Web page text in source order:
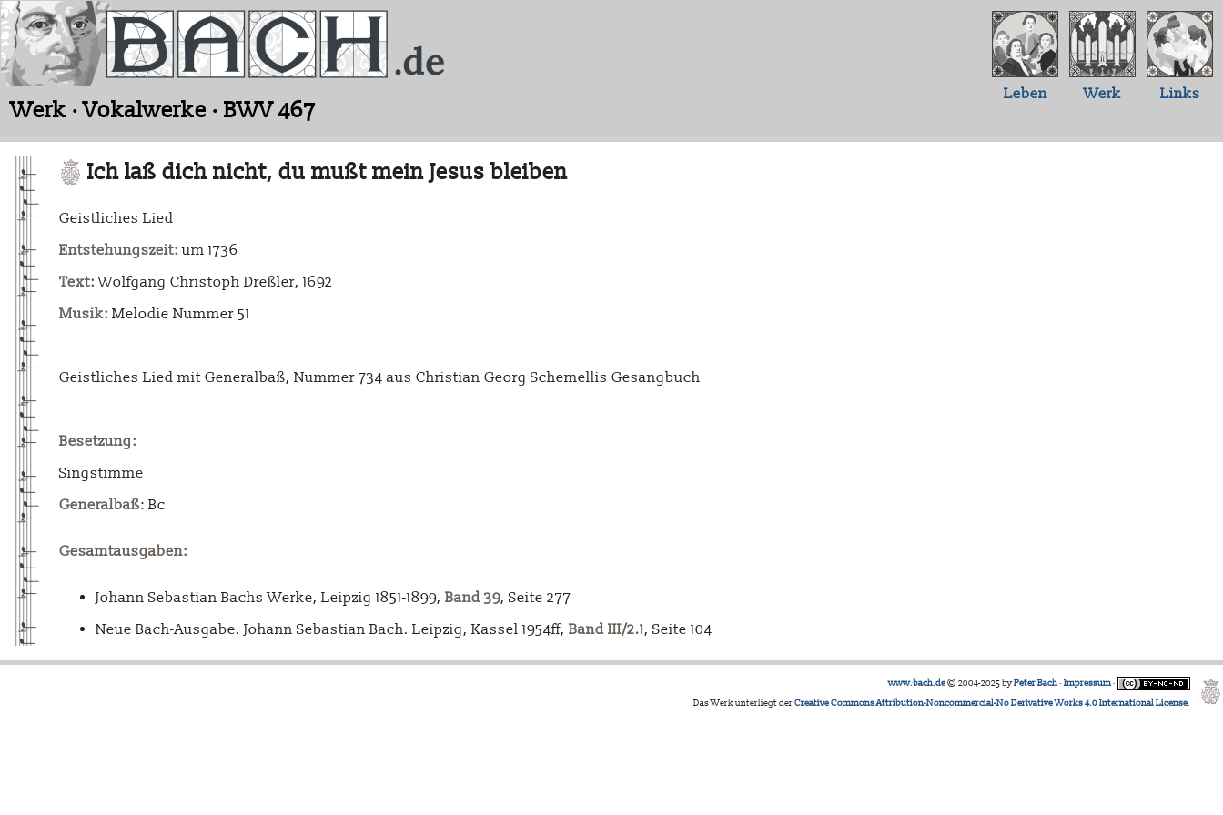
Werk · Vokalwerke · BWV 467
Leben Werk Links
Ich laß dich nicht, du mußt mein Jesus bleiben
Geistliches Lied
Entstehungszeit: um 1736
Text:Wolfgang Christoph Dreßler, 1692
Musik: Melodie Nummer 51
Geistliches Lied mit Generalbaß, Nummer 734 aus Christian Georg Schemellis Gesangbuch
Besetzung:
Singstimme
Generalbaß: Bc
Gesamtausgaben:
Johann Sebastian Bachs Werke, Leipzig 1851-1899, Band 39, Seite 277
Neue Bach-Ausgabe. Johann Sebastian Bach. Leipzig, Kassel 1954ff, Band III/2.1, Seite 104
www.bach.de© 2004-2025 byPeter Bach· Impressum·
Das Werk unterliegt derCreative Commons Attribution-Noncommercial-No Derivative Works 4.0 International License.